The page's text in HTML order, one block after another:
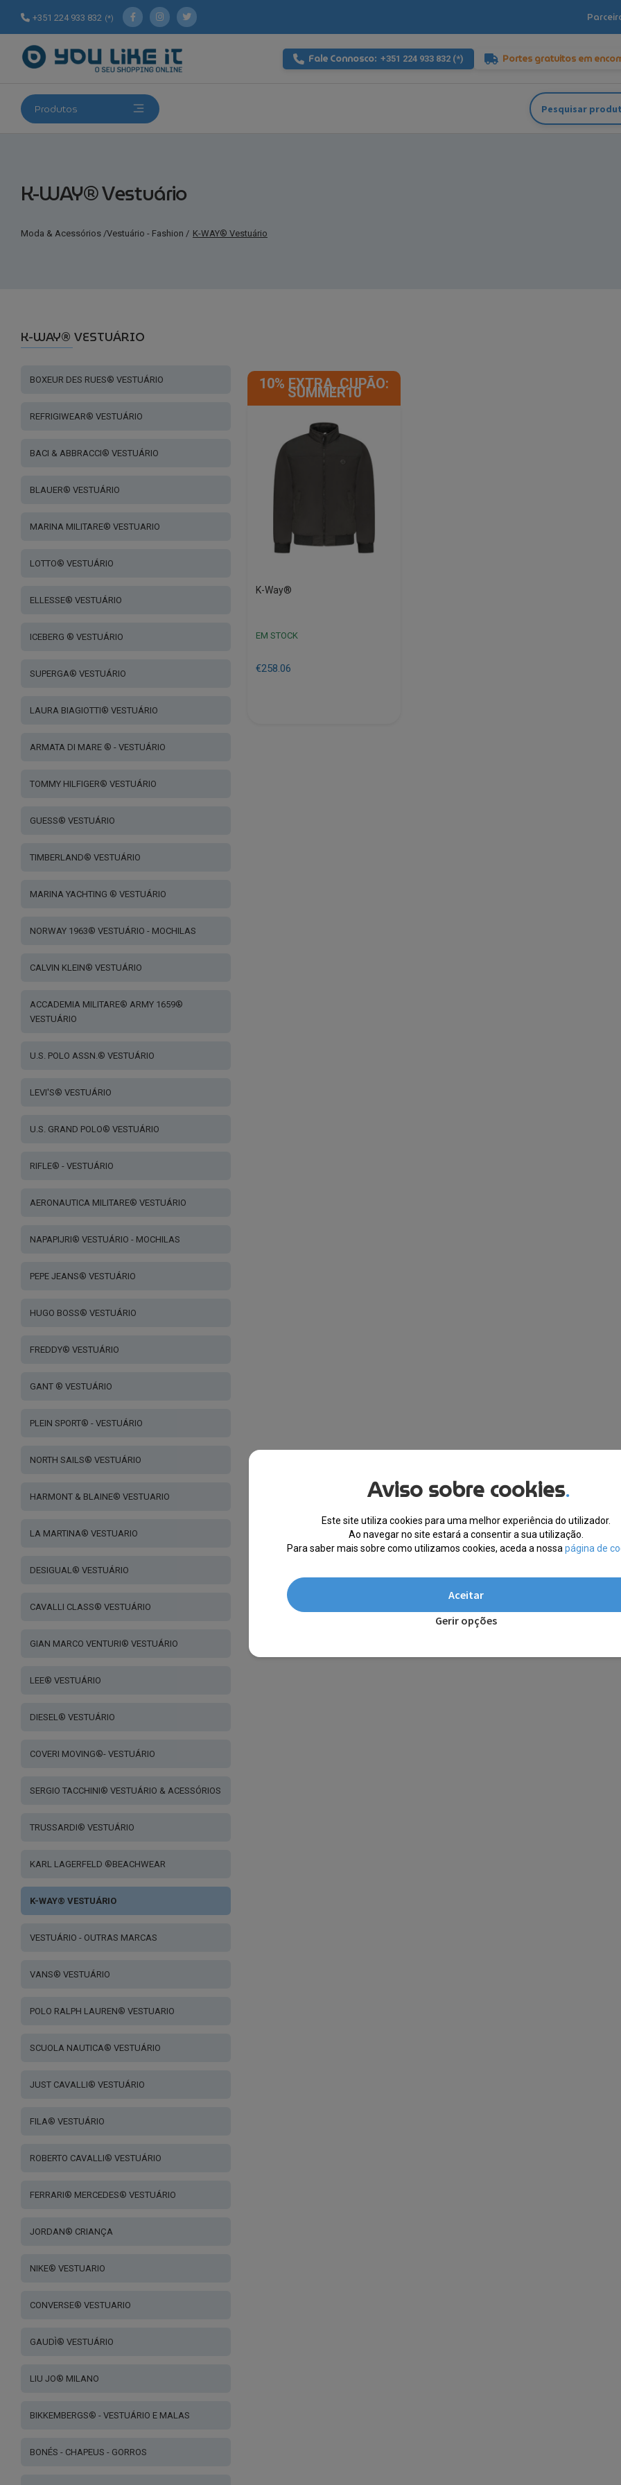
+351 224 933 832 (*)
Fale Connosco: +351 224 933 832 (*) Portes gratuitos em
Produtos
Pesquisar
por:
K-WAY® Vestuário
Moda & Acessórios /Vestuário - Fashion / K-WAY® Vestuário
10% EXTRA, CUPÃO:
SUMMER10
K-Way®
EM STOCK
€258.06
K-WAY® VESTUÁRIO
BOXEUR DES RUES® VESTUÁRIO
REFRIGIWEAR® VESTUÁRIO
BACI & ABBRACCI® VESTUÁRIO
BLAUER® VESTUÁRIO
MARINA MILITARE® VESTUARIO
LOTTO® VESTUÁRIO
ELLESSE® VESTUÁRIO
ICEBERG ® VESTUÁRIO
SUPERGA® VESTUÁRIO
LAURA BIAGIOTTI® VESTUÁRIO
ARMATA DI MARE ® - VESTUÁRIO
TOMMY HILFIGER® VESTUÁRIO
GUESS® VESTUÁRIO
TIMBERLAND® VESTUÁRIO
MARINA YACHTING ® VESTUÁRIO
NORWAY 1963® VESTUÁRIO - MOCHILAS
CALVIN KLEIN® VESTUÁRIO
ACCADEMIA MILITARE® ARMY 1659®
VESTUÁRIO
U.S. POLO ASSN.® VESTUÁRIO
LEVI'S® VESTUÁRIO
U.S. GRAND POLO® VESTUÁRIO
RIFLE® - VESTUÁRIO
AERONAUTICA MILITARE® VESTUÁRIO
NAPAPIJRI® VESTUÁRIO - MOCHILAS
PEPE JEANS® VESTUÁRIO
HUGO BOSS® VESTUÁRIO
FREDDY® VESTUÁRIO
GANT ® VESTUÁRIO
PLEIN SPORT® - VESTUÁRIO
NORTH SAILS® VESTUÁRIO
HARMONT & BLAINE® VESTUARIO
LA MARTINA® VESTUARIO
DESIGUAL® VESTUÁRIO
CAVALLI CLASS® VESTUÁRIO
GIAN MARCO VENTURI® VESTUÁRIO
LEE® VESTUÁRIO
DIESEL® VESTUÁRIO
COVERI MOVING®- VESTUÁRIO
SERGIO TACCHINI® VESTUÁRIO & ACESSÓRIOS
TRUSSARDI® VESTUÁRIO
KARL LAGERFELD ®BEACHWEAR
K-WAY® VESTUÁRIO
VESTUÁRIO - OUTRAS MARCAS
VANS® VESTUÁRIO
POLO RALPH LAUREN® VESTUARIO
SCUOLA NAUTICA® VESTUÁRIO
JUST CAVALLI® VESTUÁRIO
FILA® VESTUÁRIO
ROBERTO CAVALLI® VESTUÁRIO
FERRARI® MERCEDES® VESTUÁRIO
JORDAN® CRIANÇA
NIKE® VESTUARIO
CONVERSE® VESTUARIO
GAUDÌ® VESTUÁRIO
LIU JO® MILANO
BIKKEMBERGS® - VESTUÁRIO E MALAS
BONÉS - CHAPEUS - GORROS
Aviso sobre cookies.
Este site utiliza cookies para uma melhor experiência do utilizador.
Ao navegar no site estará a consentir a sua utilização.
Para saber mais sobre como utilizamos cookies, aceda a nossa página de
Aceitar
Gerir opções